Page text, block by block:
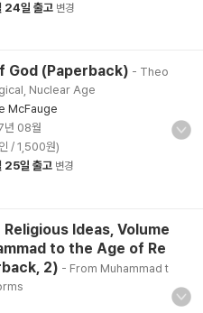
24일 출고 변경
God (Paperback) - Theo
Nuclear Age
McFauge
년 08월
/ 1,500원)
25일 출고 변경
Ideas, Volume
to the Age of Re
2) - From Muhammad t